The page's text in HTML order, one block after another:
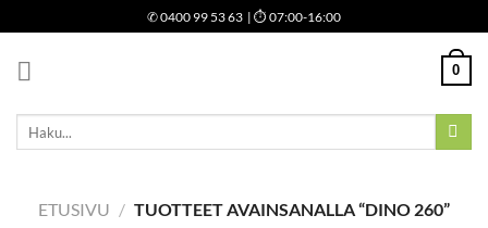
to
content
✆0400 99 53 63 | ⏱ 07:00-16:00
0
Etsi:
ETUSIVU / TUOTTEET AVAINSANALLA “DINO 260”